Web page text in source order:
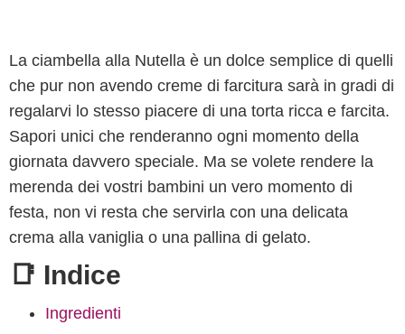
La ciambella alla Nutella è un dolce semplice di quelli
che pur non avendo creme di farcitura sarà in gradi di
regalarvi lo stesso piacere di una torta ricca e farcita.
Sapori unici che renderanno ogni momento della
giornata davvero speciale. Ma se volete rendere la
merenda dei vostri bambini un vero momento di
festa, non vi resta che servirla con una delicata
crema alla vaniglia o una pallina di gelato.
📑 Indice
Ingredienti